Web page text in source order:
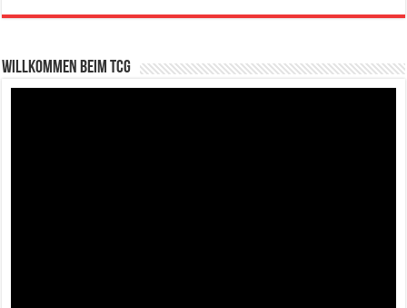
Willkommen beim TCG